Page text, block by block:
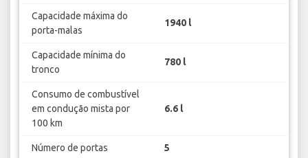
Capacidade máxima do
porta-malas
1940 l
Capacidade mínima do
tronco
780 l
Consumo de combustível
em condução mista por
100 km
6.6 l
Número de portas 5